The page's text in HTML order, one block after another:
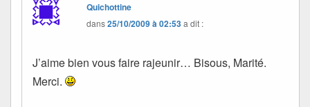
Quichottine
dans25/10/2009 à 02:53a dit :
J’aime bien vous faire rajeunir… Bisous, Marité.
Merci.